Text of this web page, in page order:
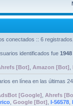
conectados :: 6
identificados fue 1948
[Bot] Amazon [Bot]
en línea en las últimas
[Google] Ahrefs
Google [Bot] I-56578